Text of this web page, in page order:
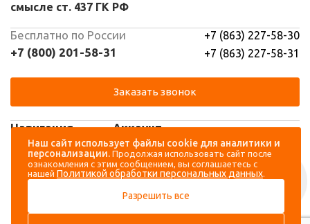
Навигация
Каталог
О компании
Доставка и оплата
Аккаунт
Вход
Регистрация
смысле ст. 437 ГК РФ
Бесплатно по России
+7 (800) 201-58-31
+7 (863) 227-58-30
+7 (863) 227-58-31
Заказать звонок
Наш сайт использует файлы cookie для аналитики и
персонализации. Продолжая использовать сайт после
ознакомления с этим сообщением, вы соглашаетесь с
нашей Политикой обработки персональных данных.
Разрешить все